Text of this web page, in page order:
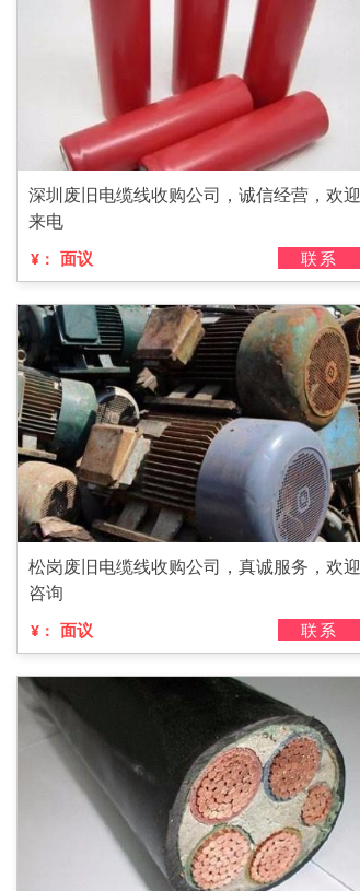
深圳废旧电缆线收购公司，诚信经营，欢迎
来电
¥： 面议 联系
松岗废旧电缆线收购公司，真诚服务，欢迎
咨询
¥： 面议 联系